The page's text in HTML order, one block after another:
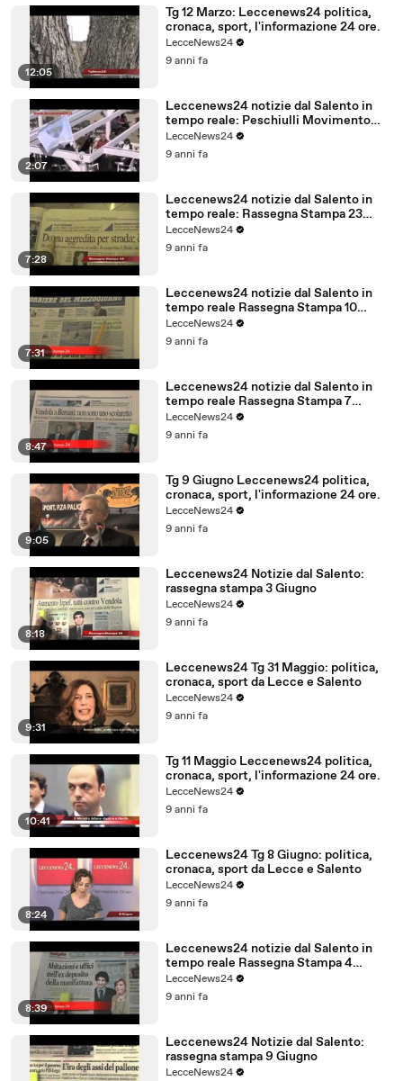
12:05
Tg 12 Marzo: Leccenews24 politica,
cronaca, sport, l'informazione 24 ore.
LecceNews24
9 anni fa
2:07
Leccenews24 notizie dal Salento in
tempo reale: Peschiulli Movimento
Regione Salento
LecceNews24
9 anni fa
7:28
Leccenews24 notizie dal Salento in
tempo reale: Rassegna Stampa 23
Febbraio
LecceNews24
9 anni fa
7:31
Leccenews24 notizie dal Salento in
tempo reale Rassegna Stampa 10
Giugno
LecceNews24
9 anni fa
8:47
Leccenews24 notizie dal Salento in
tempo reale Rassegna Stampa 7
Giugno
LecceNews24
9 anni fa
9:05
Tg 9 Giugno Leccenews24 politica,
cronaca, sport, l'informazione 24 ore.
LecceNews24
9 anni fa
8:18
Leccenews24 Notizie dal Salento:
rassegna stampa 3 Giugno
LecceNews24
9 anni fa
9:31
Leccenews24 Tg 31 Maggio: politica,
cronaca, sport da Lecce e Salento
LecceNews24
9 anni fa
10:41
Tg 11 Maggio Leccenews24 politica,
cronaca, sport, l'informazione 24 ore.
LecceNews24
9 anni fa
8:24
Leccenews24 Tg 8 Giugno: politica,
cronaca, sport da Lecce e Salento
LecceNews24
9 anni fa
8:39
Leccenews24 notizie dal Salento in
tempo reale Rassegna Stampa 4
Giugno
LecceNews24
9 anni fa
Leccenews24 Notizie dal Salento:
rassegna stampa 9 Giugno
LecceNews24